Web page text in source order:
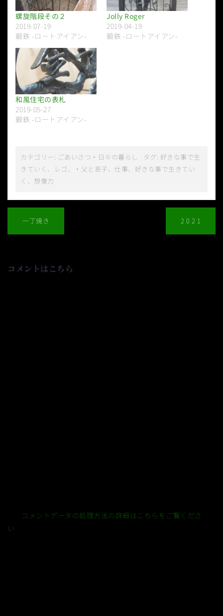
螺旋階段その２
2019-07-19
鍛鉄 -ロートアイアン-
Jolly Roger
2019-04-19
鍛鉄 -ロートアイアン-
和風住宅の表札
2019-05-27
鍛鉄 -ロートアイアン-
カテゴリー: ごあいさつ ・ 日々の暮らし タグ: 好きな事で生
きていく、レゴ、
・ 父と息子、仕事、好きな事で生きてい
く、想像力
投
シ
一丁焼き 2 0 2 1
コメントはこちら
コメントデータの処理方法の詳細はこちらをご覧くださ
い